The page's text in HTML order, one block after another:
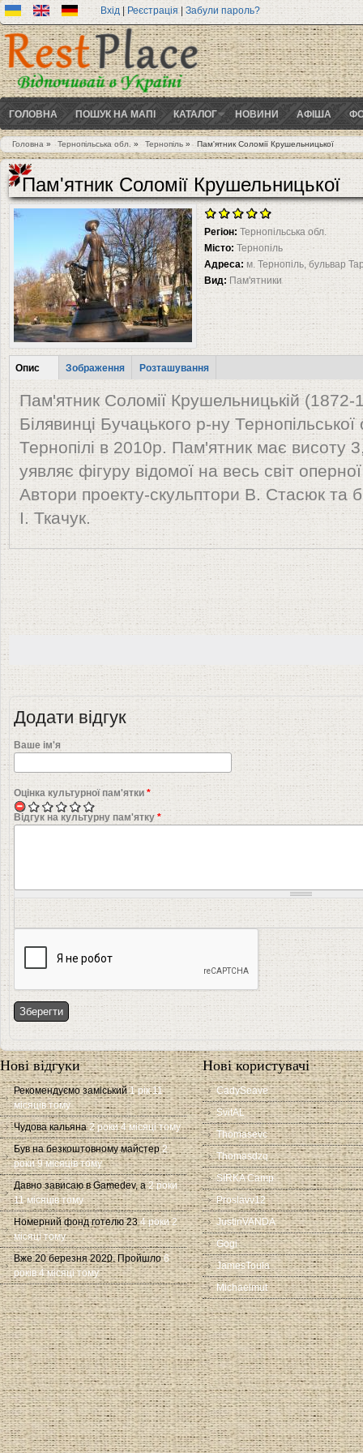
Вхід | Реєстрація|Забули пароль?
ГОЛОВНА ПОШУК НА МАПІ КАТАЛОГ НОВИНИ АФІША
Ви є тут
Головна» Тернопільська обл. » Тернопіль » Пам'ятник Соломії Крушельницької
Пам'ятник Соломії Крушельницької
Регіон: Тернопільська обл.
Місто: Тернопіль
Адреса: м. Тернопіль, бульвар
Вид:Пам'ятники
Табы
Опис
(активна
вкладка)
Зображення Розташування
Пам'ятник Соломії Крушельницькій (1872-
Білявинці Бучацького р-ну
Тернопілі в 2010р. Пам'ятник має висоту
уявляє фігуру відомої на весь світ
Автори проекту-скульптори В. Стасюк та
І. Ткачук.
Додати відгук
Ваше ім'я
Оцінка культурної пам'ятки *
Відгук на культурну пам'ятку *
Нові відгуки
Рекомендуємо заміський 1 рік 11
місяців тому
Чудова кальяна 2 роки 4 місяці тому
Був на безкоштовному майстер 2
роки 9 місяців тому
Давно зависаю в Gamedev, а 2 роки
11 місяців тому
Номерний фонд готелю 23 4 роки 2
місяці тому
Вже 20 березня 2020. Пройшло 6
років 4 місяці тому
Нові користувачі
CadySeave
SvitAL
Thomasevc
Thomasdzq
SIRKA Camp
Proslavv12
JustinVANDA
Gogi
JamesToula
Michaelmut